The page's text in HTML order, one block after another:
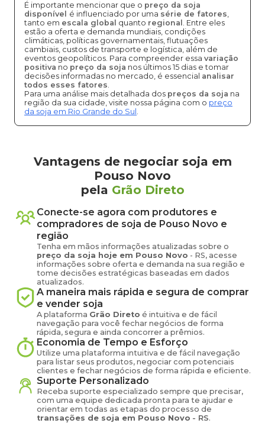
É importante mencionar que o preço da soja
disponível é influenciado por uma série de fatores,
tanto em escala global quanto regional . Entre eles
estão a oferta e demanda mundiais, condições
climáticas, políticas governamentais, flutuações
cambiais, custos de transporte e logística, além de
eventos geopolíticos. Para compreender essa variação
positiva no preço da soja nos últimos 15 dias e tomar
decisões informadas no mercado, é essencial analisar
todos esses fatores.
Para uma análise mais detalhada dos preços da soja na
região da sua cidade, visite nossa página com o preço
da soja em Rio Grande do Sul .
Vantagens de negociar soja em
Pouso Novo
pela Grão Direto
Conecte-se agora com produtores e
compradores de soja de Pouso Novo e
região
Tenha em mãos informações atualizadas sobre o
preço da soja hoje em Pouso Novo - RS, acesse
informações sobre oferta e demanda na sua região e
tome decisões estratégicas baseadas em dados
atualizados.
A maneira mais rápida e segura de comprar
e vender soja
A plataforma Grão Direto é intuitiva e de fácil
navegação para você fechar negócios de forma
rápida, segura e ainda concorrer a prêmios.
Economia de Tempo e Esforço
Utilize uma plataforma intuitiva e de fácil navegação
para listar seus produtos, negociar com potenciais
clientes e fechar negócios de forma rápida e eficiente.
Suporte Personalizado
Receba suporte especializado sempre que precisar,
com uma equipe dedicada pronta para te ajudar e
orientar em todas as etapas do processo de
transações de soja em Pouso Novo - RS.